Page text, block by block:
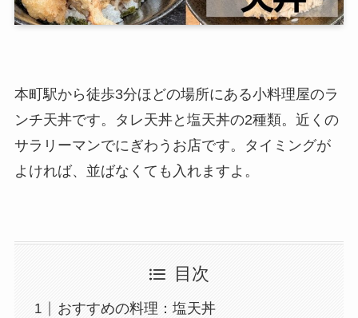
本町駅から徒歩3分ほどの場所にある小料理屋のラ
ンチ天丼です。タレ天丼と塩天丼の2種類。近くの
サラリーマンでにぎわうお店です。タイミングが
よければ、並ばなくても入れますよ。
目次
おすすめの料理：塩天丼